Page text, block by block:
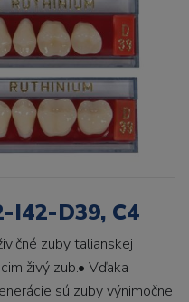
I42-D39, C4
zuby talianskej
živý zub.• Vďaka
sú zuby výnimočne